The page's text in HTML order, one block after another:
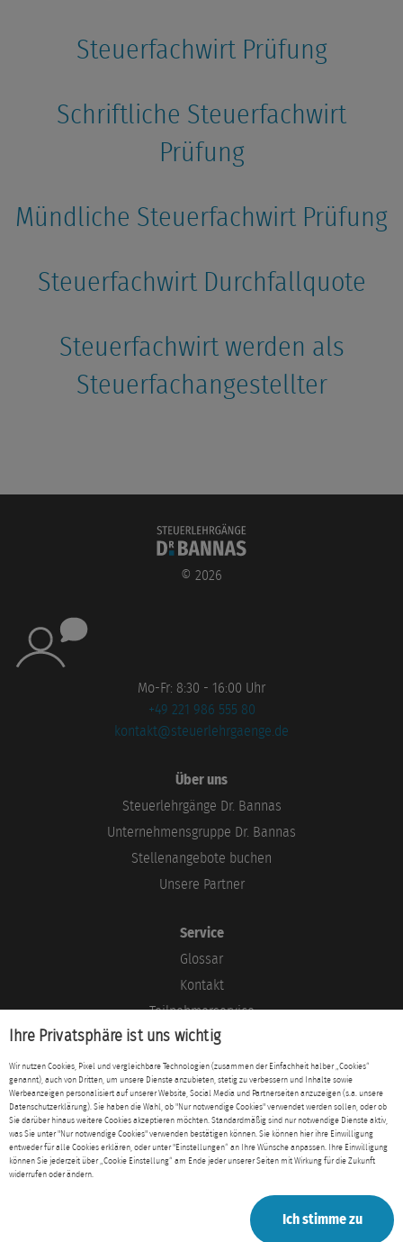
Steuerfachwirt Prüfung
Schriftliche Steuerfachwirt
Prüfung
Mündliche Steuerfachwirt Prüfung
Steuerfachwirt Durchfallquote
Steuerfachwirt werden als
Steuerfachangestellter
© 2026
Mo-Fr: 8:30 - 16:00 Uhr
+49 221 986 555 80
kontakt@steuerlehrgaenge.de
Über uns
Steuerlehrgänge Dr. Bannas
Unternehmensgruppe Dr. Bannas
Stellenangebote buchen
Unsere Partner
Service
Glossar
Kontakt
Teilnehmerservice
Blog
Rechtliches
Impressum
Datenschutz
AGB
Ihre Privatsphäre ist uns wichtig
Wir nutzen Cookies, Pixel und vergleichbare Technologien (zusammen der Einfachheit halber „Cookies“
genannt), auch von Dritten, um unsere Dienste anzubieten, stetig zu verbessern und Inhalte sowie
Werbeanzeigen personalisiert auf unserer Website, Social Media und Partnerseiten anzuzeigen (s.a. unsere
Datenschutzerklärung). Sie haben die Wahl, ob "Nur notwendige Cookies" verwendet werden sollen, oder ob
Sie darüber hinaus weitere Cookies akzeptieren möchten. Standardmäßig sind nur notwendige Dienste aktiv,
was Sie unter "Nur notwendige Cookies" verwenden bestätigen können. Sie können hier ihre Einwilligung
entweder für alle Cookies erklären, oder unter "Einstellungen“ an Ihre Wünsche anpassen. Ihre Einwilligung
können Sie jederzeit über „Cookie Einstellung“ am Ende jeder unserer Seiten mit Wirkung für die Zukunft
widerrufen oder ändern.
Ich stimme zu